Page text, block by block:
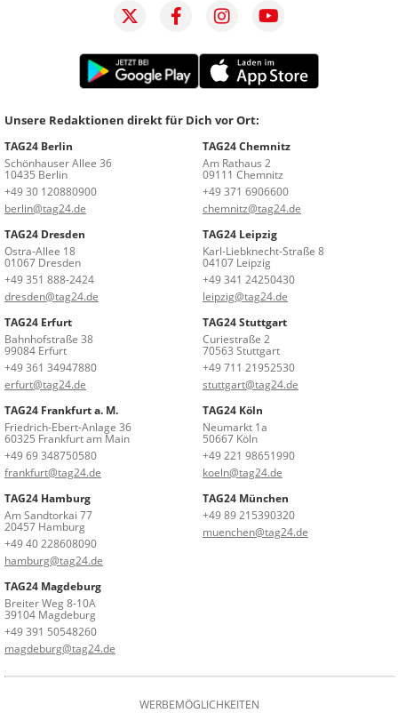
Unsere Redaktionen direkt für Dich vor Ort:
TAG24 Berlin
Schönhauser Allee 36
10435 Berlin
+49 30 120880900
berlin@tag24.de
TAG24 Chemnitz
Am Rathaus 2
09111 Chemnitz
+49 371 6906600
chemnitz@tag24.de
TAG24 Dresden
Ostra-Allee 18
01067 Dresden
+49 351 888-2424
dresden@tag24.de
TAG24 Leipzig
Karl-Liebknecht-Straße 8
04107 Leipzig
+49 341 24250430
leipzig@tag24.de
TAG24 Erfurt
Bahnhofstraße 38
99084 Erfurt
+49 361 34947880
erfurt@tag24.de
TAG24 Stuttgart
Curiestraße 2
70563 Stuttgart
+49 711 21952530
stuttgart@tag24.de
TAG24 Frankfurt a. M.
Friedrich-Ebert-Anlage 36
60325 Frankfurt am Main
+49 69 348750580
frankfurt@tag24.de
TAG24 Köln
Neumarkt 1a
50667 Köln
+49 221 98651990
koeln@tag24.de
TAG24 Hamburg
Am Sandtorkai 77
20457 Hamburg
+49 40 228608090
hamburg@tag24.de
TAG24 München
+49 89 215390320
muenchen@tag24.de
TAG24 Magdeburg
Breiter Weg 8-10A
39104 Magdeburg
+49 391 50548260
magdeburg@tag24.de
WERBEMÖGLICHKEITEN